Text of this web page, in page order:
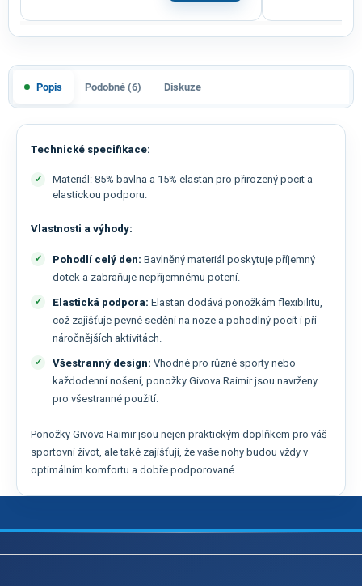
Popis Podobné (6) Diskuze
Technické specifikace:
Materiál: 85% bavlna a 15% elastan pro přirozený pocit a
elastickou podporu.
Vlastnosti a výhody:
Pohodlí celý den: Bavlněný materiál poskytuje příjemný
dotek a zabraňuje nepříjemnému potení.
Elastická podpora: Elastan dodává ponožkám flexibilitu,
což zajišťuje pevné sedění na noze a pohodlný pocit i při
náročnějších aktivitách.
Všestranný design: Vhodné pro různé sporty nebo
každodenní nošení, ponožky Givova Raimir jsou navrženy
pro všestranné použití.
Ponožky Givova Raimir jsou nejen praktickým doplňkem pro váš
sportovní život, ale také zajišťují, že vaše nohy budou vždy v
optimálním komfortu a dobře podporované.
Z